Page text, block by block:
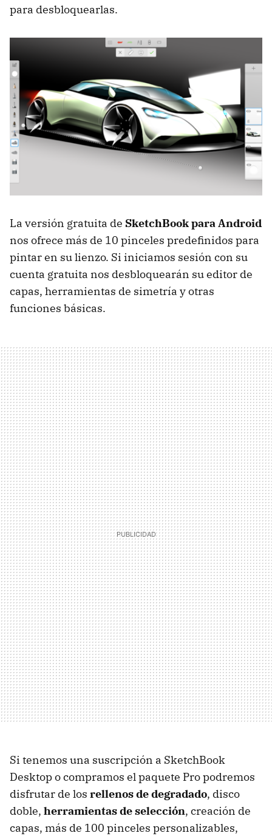
para desbloquearlas.
La versión gratuita de SketchBook para Android
nos ofrece más de 10 pinceles predefinidos para
pintar en su lienzo. Si iniciamos sesión con su
cuenta gratuita nos desbloquearán su editor de
capas, herramientas de simetría y otras
funciones básicas.
Si tenemos una suscripción a SketchBook
Desktop o compramos el paquete Pro podremos
disfrutar de los rellenos de degradado, disco
doble, herramientas de selección, creación de
capas, más de 100 pinceles personalizables,